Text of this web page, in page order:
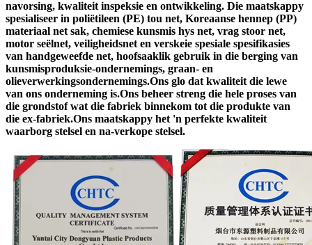
navorsing, kwaliteit inspeksie en ontwikkeling. Die maatskappy
spesialiseer in poliëtileen (PE) tou net, Koreaanse hennep (PP)
materiaal net sak, chemiese kunsmis hys net, vrag stoor net,
motor seëlnet, veiligheidsnet en verskeie spesiale spesifikasies
van handgeweefde net, hoofsaaklik gebruik in die berging van
kunsmisproduksie-ondernemings, graan- en
olieverwerkingsondernemings.Ons glo dat kwaliteit die lewe
van ons onderneming is.Ons beheer streng die hele proses van
die grondstof wat die fabriek binnekom tot die produkte van
die ex-fabriek.Ons maatskappy het 'n perfekte kwaliteit
waarborg stelsel en na-verkope stelsel.